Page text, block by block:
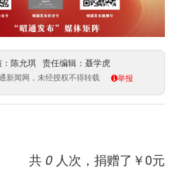
陈允琪 责任编辑：聂学虎
新闻网，未经授权不得转载 举报
共 0 人次，捐赠了￥0元